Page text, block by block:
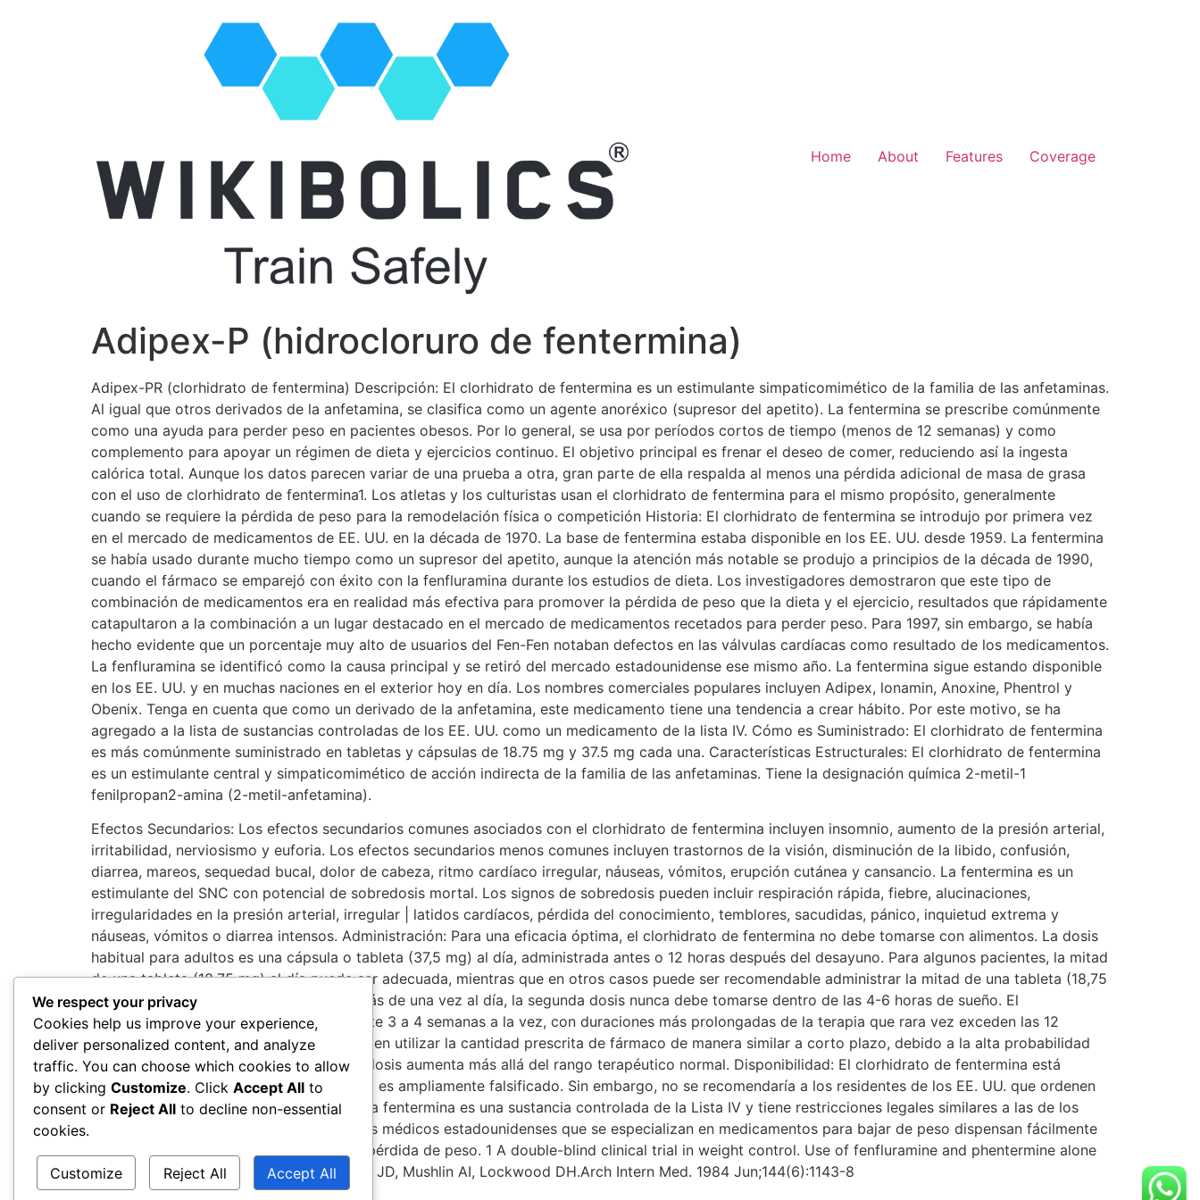
Home About Features Coverage
Adipex-P (hidrocloruro de fentermina)
Adipex-PR (clorhidrato de fentermina) Descripción: El clorhidrato de fentermina es un estimulante simpaticomimético de la familia de las anfetaminas.
Al igual que otros derivados de la anfetamina, se clasifica como un agente anoréxico (supresor del apetito). La fentermina se prescribe comúnmente
como una ayuda para perder peso en pacientes obesos. Por lo general, se usa por períodos cortos de tiempo (menos de 12 semanas) y como
complemento para apoyar un régimen de dieta y ejercicios continuo. El objetivo principal es frenar el deseo de comer, reduciendo así la ingesta
calórica total. Aunque los datos parecen variar de una prueba a otra, gran parte de ella respalda al menos una pérdida adicional de masa de grasa
con el uso de clorhidrato de fentermina1. Los atletas y los culturistas usan el clorhidrato de fentermina para el mismo propósito, generalmente
cuando se requiere la pérdida de peso para la remodelación física o competición Historia: El clorhidrato de fentermina se introdujo por primera vez
en el mercado de medicamentos de EE. UU. en la década de 1970. La base de fentermina estaba disponible en los EE. UU. desde 1959. La fentermina
se había usado durante mucho tiempo como un supresor del apetito, aunque la atención más notable se produjo a principios de la década de 1990,
cuando el fármaco se emparejó con éxito con la fenfluramina durante los estudios de dieta. Los investigadores demostraron que este tipo de
combinación de medicamentos era en realidad más efectiva para promover la pérdida de peso que la dieta y el ejercicio, resultados que rápidamente
catapultaron a la combinación a un lugar destacado en el mercado de medicamentos recetados para perder peso. Para 1997, sin embargo, se había
hecho evidente que un porcentaje muy alto de usuarios del Fen-Fen notaban defectos en las válvulas cardíacas como resultado de los medicamentos.
La fenfluramina se identificó como la causa principal y se retiró del mercado estadounidense ese mismo año. La fentermina sigue estando disponible
en los EE. UU. y en muchas naciones en el exterior hoy en día. Los nombres comerciales populares incluyen Adipex, lonamin, Anoxine, Phentrol y
Obenix. Tenga en cuenta que como un derivado de la anfetamina, este medicamento tiene una tendencia a crear hábito. Por este motivo, se ha
agregado a la lista de sustancias controladas de los EE. UU. como un medicamento de la lista IV. Cómo es Suministrado: El clorhidrato de fentermina
es más comúnmente suministrado en tabletas y cápsulas de 18.75 mg y 37.5 mg cada una. Características Estructurales: El clorhidrato de fentermina
es un estimulante central y simpaticomimético de acción indirecta de la familia de las anfetaminas. Tiene la designación química 2-metil-1
fenilpropan2-amina (2-metil-anfetamina).
Efectos Secundarios: Los efectos secundarios comunes asociados con el clorhidrato de fentermina incluyen insomnio, aumento de la presión arterial,
irritabilidad, nerviosismo y euforia. Los efectos secundarios menos comunes incluyen trastornos de la visión, disminución de la libido, confusión,
diarrea, mareos, sequedad bucal, dolor de cabeza, ritmo cardíaco irregular, náuseas, vómitos, erupción cutánea y cansancio. La fentermina es un
estimulante del SNC con potencial de sobredosis mortal. Los signos de sobredosis pueden incluir respiración rápida, fiebre, alucinaciones,
irregularidades en la presión arterial, irregular | latidos cardíacos, pérdida del conocimiento, temblores, sacudidas, pánico, inquietud extrema y
náuseas, vómitos o diarrea intensos. Administración: Para una eficacia óptima, el clorhidrato de fentermina no debe tomarse con alimentos. La dosis
habitual para adultos es una cápsula o tableta (37,5 mg) al día, administrada antes o 12 horas después del desayuno. Para algunos pacientes, la mitad
de una tableta (18,75 mg) al día puede ser adecuada, mientras que en otros casos puede ser recomendable administrar la mitad de una tableta (18,75
mg) dos veces al día. Cuando se toma más de una vez al día, la segunda dosis nunca debe tomarse dentro de las 4-6 horas de sueño. El
medicamento generalmente se usa durante 3 a 4 semanas a la vez, con duraciones más prolongadas de la terapia que rara vez exceden las 12
semanas. Los culturistas y los atletas suelen utilizar la cantidad prescrita de fármaco de manera similar a corto plazo, debido a la alta probabilidad
de efectos secundarios a medida que la dosis aumenta más allá del rango terapéutico normal. Disponibilidad: El clorhidrato de fentermina está
disponible en varios países diferentes. No es ampliamente falsificado. Sin embargo, no se recomendaría a los residentes de los EE. UU. que ordenen
el medicamento en el extranjero, ya que la fentermina es una sustancia controlada de la Lista IV y tiene restricciones legales similares a las de los
esteroides anabólicos y al Valium. Muchos médicos estadounidenses que se especializan en medicamentos para bajar de peso dispensan fácilmente
fentermina por períodos controlados de pérdida de peso. 1 A double-blind clinical trial in weight control. Use of fenfluramine and phentermine alone
and in combination. Weintraub M, Hasday JD, Mushlin AI, Lockwood DH.Arch Intern Med. 1984 Jun;144(6):1143-8
We respect your privacy
Cookies help us improve your experience,
deliver personalized content, and analyze
traffic. You can choose which cookies to allow
by clicking Customize. Click Accept All to
consent or Reject All to decline non-essential
cookies.
Customize Reject All Accept All